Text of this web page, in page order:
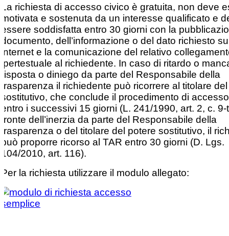
La richiesta di accesso civico è gratuita, non deve
motivata e sostenuta da un interesse qualificato e
essere soddisfatta entro 30 giorni con la
documento, dell’informazione o del dato richiesto
internet e la comunicazione del relativo
ipertestuale al richiedente. In caso di ritardo o
risposta o diniego da parte del Responsabile della
trasparenza il richiedente può ricorrere al titolare
sostitutivo, che conclude il procedimento di
entro i successivi 15 giorni (L. 241/1990, art. 2, c. 9-
fronte dell’inerzia da parte del Responsabile della
trasparenza o del titolare del potere sostitutivo, il
può proporre ricorso al TAR entro 30 giorni (D. Lgs.
104/2010, art. 116).
Per la richiesta utilizzare il modulo allegato: